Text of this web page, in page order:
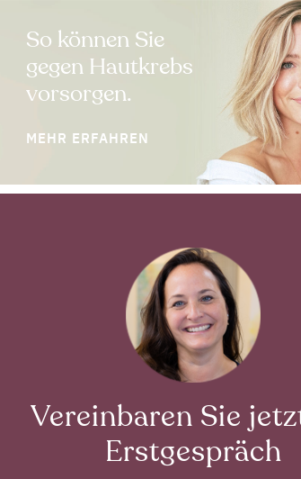
So können Sie
gegen Hautkrebs
vorsorgen.
MEHR ERFAHREN
Vereinbaren Sie
Erstgespräch